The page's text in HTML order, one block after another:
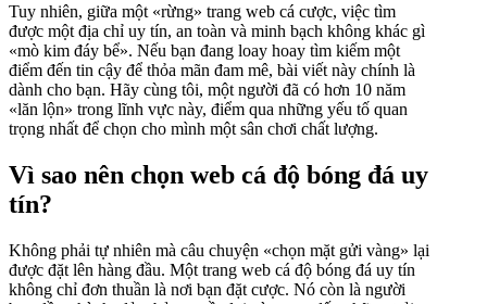
Tuy nhiên, giữa một «rừng» trang web cá cược, việc tìm
được một địa chỉ uy tín, an toàn và minh bạch không khác gì
«mò kim đáy bể». Nếu bạn đang loay hoay tìm kiếm một
điểm đến tin cậy để thỏa mãn đam mê, bài viết này chính là
dành cho bạn. Hãy cùng tôi, một người đã có hơn 10 năm
«lăn lộn» trong lĩnh vực này, điểm qua những yếu tố quan
trọng nhất để chọn cho mình một sân chơi chất lượng.
Vì sao nên chọn web cá độ bóng đá uy
tín?
Không phải tự nhiên mà câu chuyện «chọn mặt gửi vàng» lại
được đặt lên hàng đầu. Một trang web cá độ bóng đá uy tín
không chỉ đơn thuần là nơi bạn đặt cược. Nó còn là người